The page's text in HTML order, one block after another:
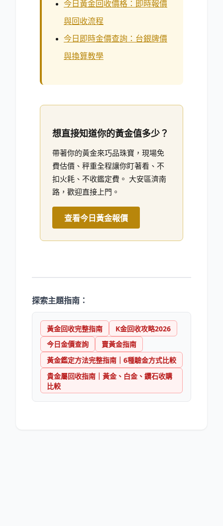
今日黃金回收價格：即時報價
與回收流程
今日即時金價查詢：台銀牌價
與換算教學
想直接知道你的黃金值多少？
帶著你的黃金來巧品珠寶，現場免
費估價、秤重全程讓你盯著看、不
扣火耗、不收鑑定費。 大安區濟南
路，歡迎直接上門。
查看今日黃金報價
探索主題指南：
黃金回收完整指南
K金回收攻略2026
今日金價查詢
賣黃金指南
黃金鑑定方法完整指南｜6種驗金方式比較
貴金屬回收指南｜黃金、白金、鑽石收購
比較